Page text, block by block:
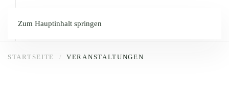
Zum Hauptinhalt springen
STARTSEITE VERANSTALTUNGEN